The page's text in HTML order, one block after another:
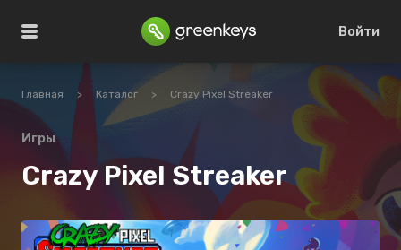
Войти
Главная > Каталог > Crazy Pixel Streaker
Игры
Crazy Pixel Streaker